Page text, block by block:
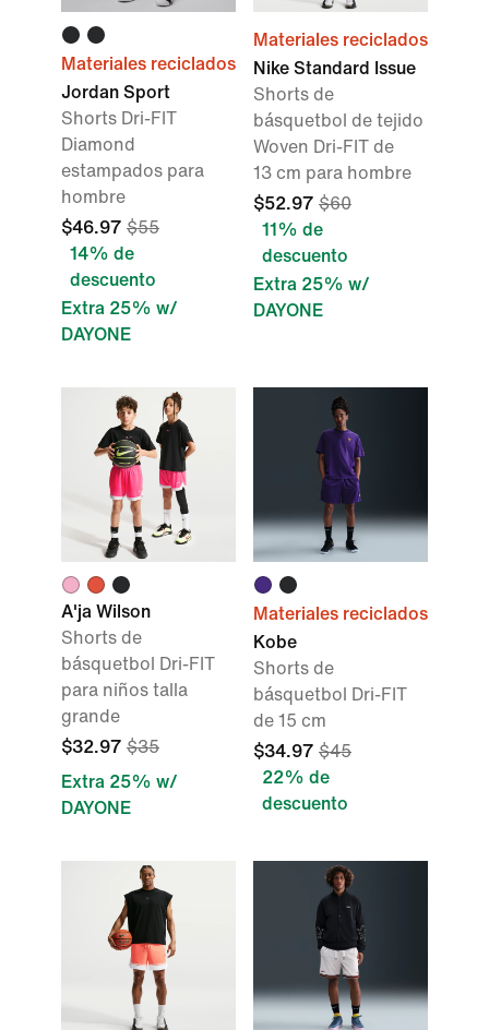
Materiales reciclados
Jordan Sport
Shorts Dri-FIT
Diamond
estampados para
hombre
$46.97 $55
14% de
descuento
Extra 25% w/
DAYONE
Materiales reciclados
Nike Standard Issue
Shorts de
básquetbol de tejido
Woven Dri-FIT de
13 cm para hombre
$52.97 $60
11% de
descuento
Extra 25% w/
DAYONE
A'ja Wilson
Shorts de
básquetbol Dri-FIT
para niños talla
grande
$32.97 $35
Extra 25% w/
DAYONE
Materiales reciclados
Kobe
Shorts de
básquetbol Dri-FIT
de 15 cm
$34.97 $45
22% de
descuento